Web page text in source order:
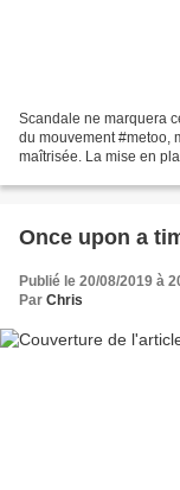
Scandale ne marquera
du mouvement #metoo,
maîtrisée. La mise en
Once upon a
Publié le 20/08/2019 à
Par Chris